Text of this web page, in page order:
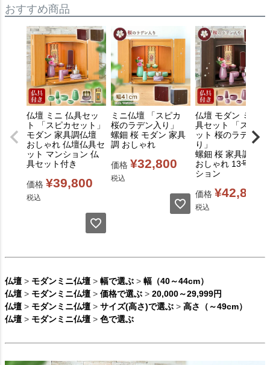
おすすめ商品
仏壇 ミニ 仏具セッ
ト 「スピカセット」
モダン 家具調仏壇
おしゃれ 仏壇仏具セ
ット マンション 仏
具セット付き
価格 ¥39,800
税込
ミニ仏壇 「スピカ
桜のラデン入り」
螺鈿 桜 モダン 家具
調 おしゃれ
価格 ¥32,800
税込
仏壇 モダン ミニ 仏
具セット 「スピカ
ット 桜のラデン入
り」
螺鈿 桜 家具調仏壇
おしゃれ 13号 マン
ション
価格 ¥42,800
税込
仏壇 > モダンミニ仏壇 > 幅で選ぶ > 幅（40～44cm）
仏壇 > モダンミニ仏壇 > 価格で選ぶ > 20,000～29,999円
仏壇 > モダンミニ仏壇 > サイズ(高さ)で選ぶ > 高さ（～49cm）
仏壇 > モダンミニ仏壇 > 色で選ぶ